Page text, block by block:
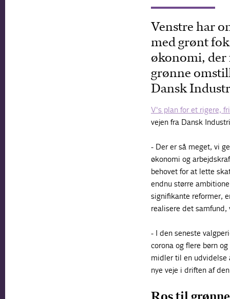
Venstre har
med grønt
økonomi, der
grønne
Dansk
V's plan for et rigere,
vejen fra Dansk
- Der er så meget, vi
økonomi og
behovet for at lette
endnu større
signifikante reformer,
realisere det
- I den seneste
corona og flere børn
midler til en udvidelse
nye veje i driften af